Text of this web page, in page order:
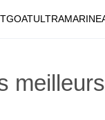
GOATULTRAMARINE